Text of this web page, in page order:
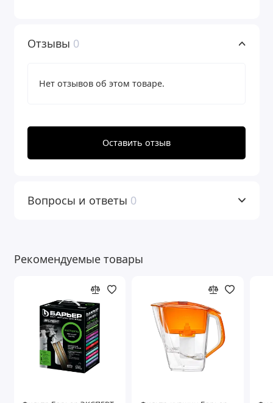
Отзывы 0
Нет отзывов об этом товаре.
Оставить отзыв
Вопросы и ответы 0
Рекомендуемые товары